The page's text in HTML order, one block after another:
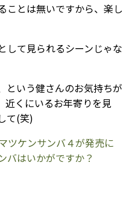
ことは無いですから、楽し
して見られるシーンじゃな
という健さんのお気持ちが
近くにいるお年寄りを見
て(笑)
ツケンサンバ４が発売に
バはいかがですか？